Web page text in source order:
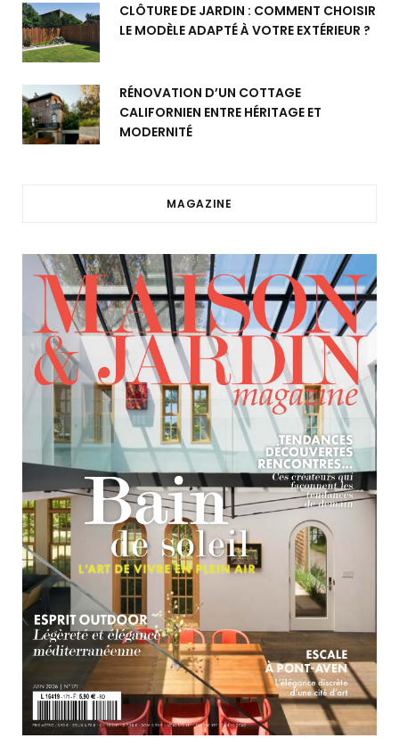
CLÔTURE DE JARDIN : COMMENT CHOISIR
LE MODÈLE ADAPTÉ À VOTRE EXTÉRIEUR ?
RÉNOVATION D’UN COTTAGE
CALIFORNIEN ENTRE HÉRITAGE ET
MODERNITÉ
MAGAZINE